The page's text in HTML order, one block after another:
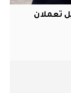
تعملان